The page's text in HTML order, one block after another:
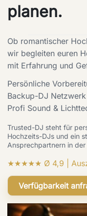
planen.
Ob romantischer
wir begleiten euren
mit Erfahrung und
Persönliche
Backup-DJ Netzwerk
Profi Sound &
Trusted-DJ steht für
Hochzeits-DJs und ein
Ansprechpartnern in der
★★★★★ Ø 4,9 |
Verfügbarkeit